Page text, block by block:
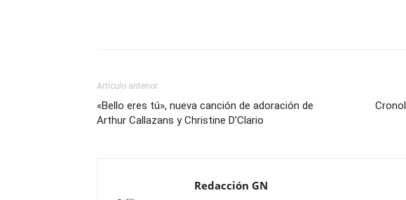
Artículo anterior
«Bello eres tú», nueva canción de adoración de
Arthur Callazans y Christine D’Clario
Redacción GN